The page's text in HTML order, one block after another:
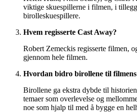
viktige skuespillerne i filmen, i
birolleskuespillere.
Hvem regisserte Cast Away?
Robert Zemeckis regisserte filmen,
gjennom hele filmen.
Hvordan bidro birollene til filmens
Birollene ga ekstra dybde til
temaer som overlevelse og
noe som hjalp til med å bygge en